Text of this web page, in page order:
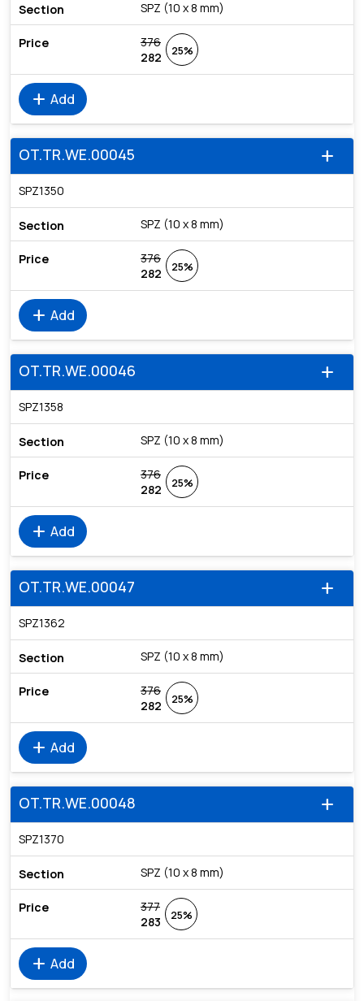
SPZ (10 x 8 mm)
376
282
25%
add Add
add
OT.TR.WE.00045
SPZ1350
SPZ (10 x 8 mm)
376
282
25%
add Add
add
OT.TR.WE.00046
SPZ1358
SPZ (10 x 8 mm)
376
282
25%
add Add
add
OT.TR.WE.00047
SPZ1362
SPZ (10 x 8 mm)
376
282
25%
add Add
add
OT.TR.WE.00048
SPZ1370
SPZ (10 x 8 mm)
377
283
25%
add Add